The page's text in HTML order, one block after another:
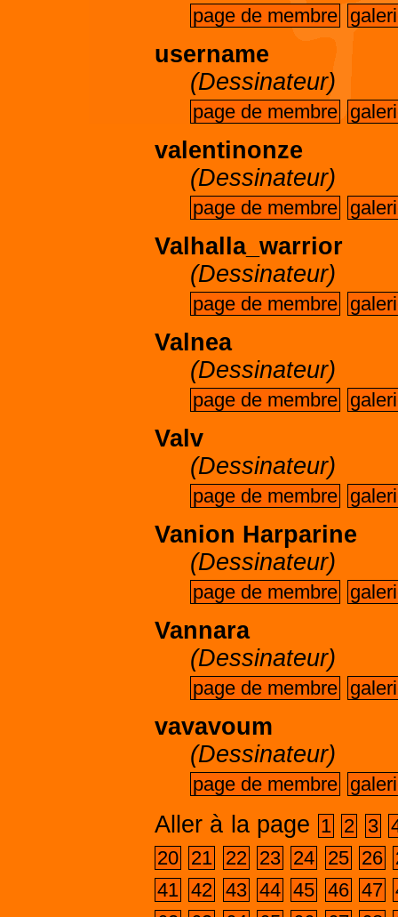
page de membre
username
(Dessinateur)
page de membre
valentinonze
(Dessinateur)
page de membre
Valhalla_warrior
(Dessinateur)
page de membre
Valnea
(Dessinateur)
page de membre
Valv
(Dessinateur)
page de membre
Vanion Harparine
(Dessinateur)
page de membre
Vannara
(Dessinateur)
page de membre
vavavoum
(Dessinateur)
page de membre
Aller à la page 1 2 3
20 21 22 23 24 25 26
41 42 43 44 45 46 47